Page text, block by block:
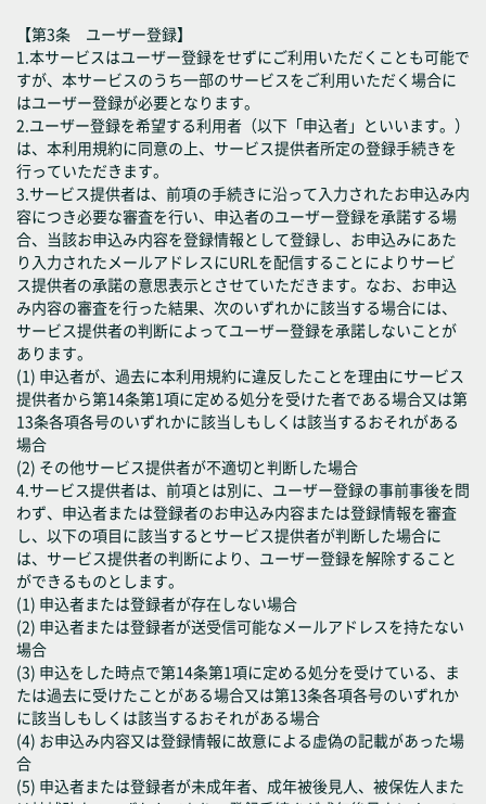
【第3条 ユーザー登録】
1.本サービスはユーザー登録をせずにご利用いただくことも可能で
すが、本サービスのうち一部のサービスをご利用いただく場合に
はユーザー登録が必要となります。
2.ユーザー登録を希望する利用者（以下「申込者」といいます。）
は、本利用規約に同意の上、サービス提供者所定の登録手続きを
行っていただきます。
3.サービス提供者は、前項の手続きに沿って入力されたお申込み内
容につき必要な審査を行い、申込者のユーザー登録を承諾する場
合、当該お申込み内容を登録情報として登録し、お申込みにあた
り入力されたメールアドレスにURLを配信することによりサービ
ス提供者の承諾の意思表示とさせていただきます。なお、お申込
み内容の審査を行った結果、次のいずれかに該当する場合には、
サービス提供者の判断によってユーザー登録を承諾しないことが
あります。
(1) 申込者が、過去に本利用規約に違反したことを理由にサービス
提供者から第14条第1項に定める処分を受けた者である場合又は第
13条各項各号のいずれかに該当しもしくは該当するおそれがある
場合
(2) その他サービス提供者が不適切と判断した場合
4.サービス提供者は、前項とは別に、ユーザー登録の事前事後を問
わず、申込者または登録者のお申込み内容または登録情報を審査
し、以下の項目に該当するとサービス提供者が判断した場合に
は、サービス提供者の判断により、ユーザー登録を解除すること
ができるものとします。
(1) 申込者または登録者が存在しない場合
(2) 申込者または登録者が送受信可能なメールアドレスを持たない
場合
(3) 申込をした時点で第14条第1項に定める処分を受けている、ま
たは過去に受けたことがある場合又は第13条各項各号のいずれか
に該当しもしくは該当するおそれがある場合
(4) お申込み内容又は登録情報に故意による虚偽の記載があった場
合
(5) 申込者または登録者が未成年者、成年被後見人、被保佐人また